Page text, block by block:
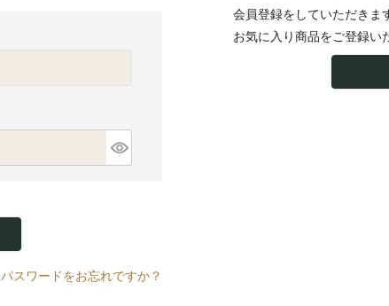
パスワードをお忘れですか？
会員登録をしていただきま
お気に入り商品をご登録い